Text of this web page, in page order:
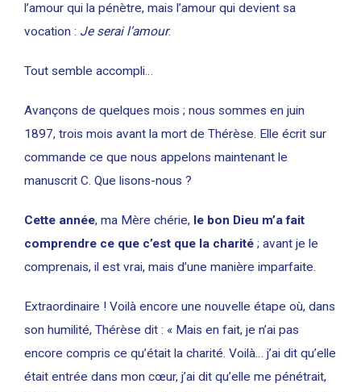
l’amour qui la pénètre, mais l’amour qui devient sa
vocation : Je serai l’amour.
Tout semble accompli…
Avançons de quelques mois ; nous sommes en juin
1897, trois mois avant la mort de Thérèse. Elle écrit sur
commande ce que nous appelons maintenant le
manuscrit C. Que lisons-nous ?
Cette année, ma Mère chérie, le bon Dieu m’a fait
comprendre ce que c’est que la charité ; avant je le
comprenais, il est vrai, mais d’une manière imparfaite.
Extraordinaire ! Voilà encore une nouvelle étape où, dans
son humilité, Thérèse dit : « Mais en fait, je n’ai pas
encore compris ce qu’était la charité. Voilà… j’ai dit qu’elle
était entrée dans mon cœur, j’ai dit qu’elle me pénétrait,